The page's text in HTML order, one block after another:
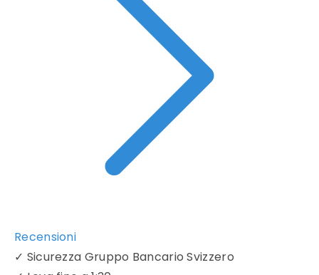
Recensioni
✓ Sicurezza Gruppo Bancario Svizzero